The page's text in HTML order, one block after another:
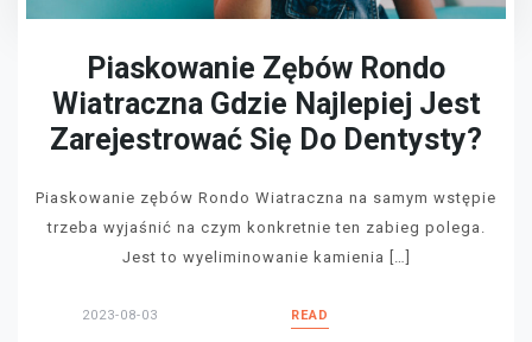
Piaskowanie Zębów Rondo
Wiatraczna Gdzie Najlepiej Jest
Zarejestrować Się Do Dentysty?
Piaskowanie zębów Rondo Wiatraczna na samym wstępie
trzeba wyjaśnić na czym konkretnie ten zabieg polega.
Jest to wyeliminowanie kamienia […]
2023-08-03 READ